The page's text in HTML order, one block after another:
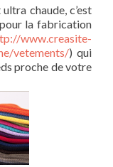
chaude, c’est
la fabrication
www.creasite-
vetements/) qui
proche de votre